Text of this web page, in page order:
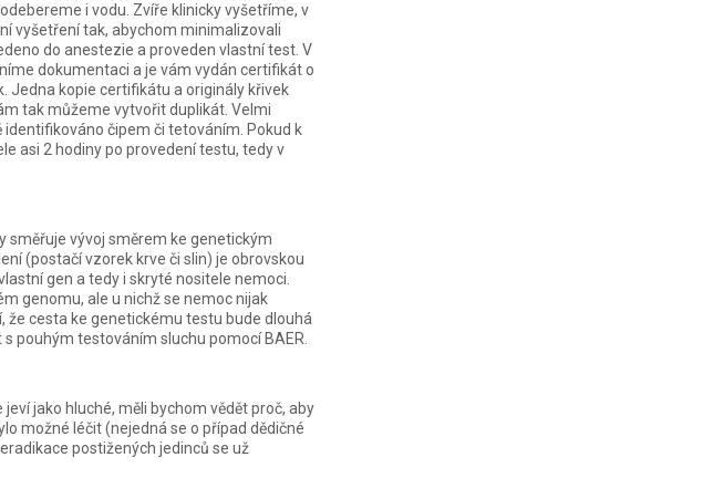
i vodu. Zvíře klinicky vyšetříme, v
vyšetření tak, abychom minimalizovali
do anestezie a proveden vlastní test. V
dokumentaci a je vám vydán certifikát o
Jedna kopie certifikátu a originály křivek
tak můžeme vytvořit duplikát. Velmi
čipem či tetováním. Pokud k
asi 2 hodiny po provedení testu, tedy v
směřuje vývoj směrem ke genetickým
(postačí vzorek krve či slin) je obrovskou
gen a tedy i skryté nositele nemoci.
genomu, ale u nichž se nemoc nijak
že cesta ke genetickému testu bude dlouhá
pouhým testováním sluchu pomocí BAER.
jako hluché, měli bychom vědět proč, aby
možné léčit (nejedná se o případ dědičné
postižených jedinců se už